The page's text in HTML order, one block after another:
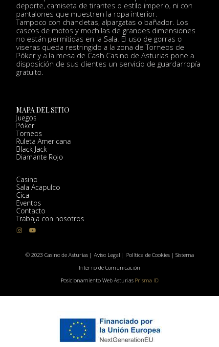
deporte, camiseta de tirantes o estilo imperio, ni con
pantalones que muestren la ropa interior.
Tampoco con chancletas, alpargatas o bañador. Los
cascos de motos y mochilas de grandes dimensiones
no están permitidas en la Sala. El uso de gorras o
viseras queda restringido a la zona de Torneos de
Póker y a la mesa de Cash.Casino de Asturias pone a
disposición de sus clientes un servicio de guardarropía
gratuito.
MAPA DEL SITIO
Juegos
Póker
Torneos
Ruleta Americana
Black Jack
Diamante Rojo
Casino
Sala Acapulco
Cica
Eventos
Contacto
Trabaja con nosotros
I
n
Y
u
b
© 2023 Casino de Asturias | Aviso Legal | Política de Cookies| Sistema
Interno de Comunicación
Posicionamiento Web Asturias Prisma ID